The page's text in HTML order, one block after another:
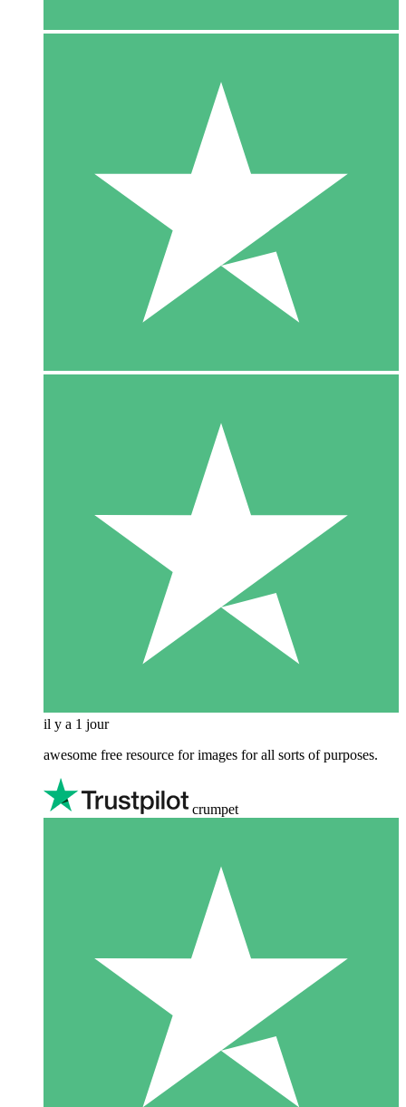
il y a 1 jour
awesome free resource for images for all sorts of purposes.
crumpet